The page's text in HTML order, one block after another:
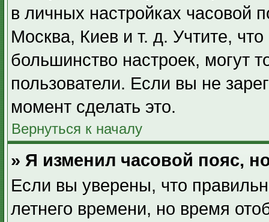
в личных настройках часовой
Москва, Киев и т. д. Учтите,
большинство настроек, могут
пользователи. Если вы не
момент сделать это.
Вернуться к началу
» Я изменил часовой пояс,
Если вы уверены, что
летнего времени, но время